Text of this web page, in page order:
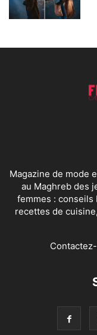
Magazine de mode
au Maghreb des
femmes : conseils
recettes de